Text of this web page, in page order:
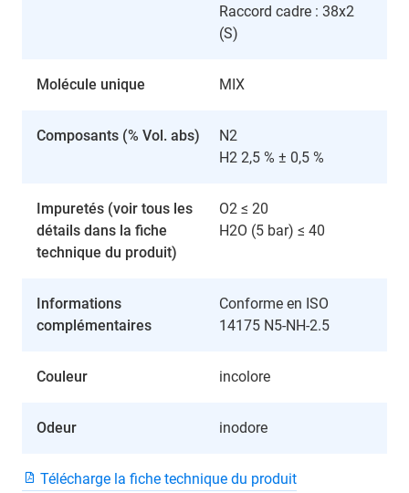
Raccord cadre : 38x2
(S)
Molécule unique MIX
Composants (% Vol. abs)
N2
H2 2,5 % ± 0,5 %
Impuretés (voir tous les
détails dans la fiche
technique du produit)
O2 ≤ 20
H2O (5 bar) ≤ 40
Informations
complémentaires
Conforme en ISO
14175 N5-NH-2.5
Couleur incolore
Odeur inodore
Télécharge la fiche technique du produit